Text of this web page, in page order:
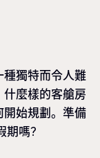
獨特而令人難
麼樣的客艙房
始規劃。準備
期嗎?